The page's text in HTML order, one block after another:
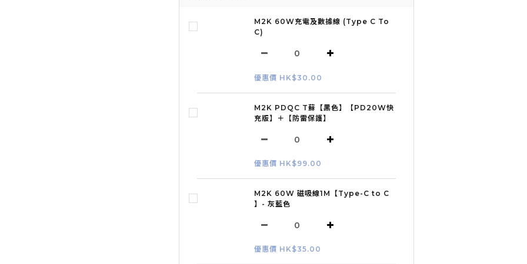
M2K 60W充電及數據線 (Type C To
C)
優惠價 HK$30.00
M2K PDQC T蘇【黑色】【PD20W快
充版】＋【防雷保護】
優惠價 HK$99.00
M2K 60W 磁吸線1M【Type-C to C
】- 灰藍色
優惠價 HK$35.00